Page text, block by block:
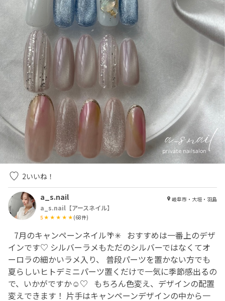
2いいね！
a_s.nail
a_s.nail【アースネイル】
5 (68件)
岐阜市・大垣・羽島
⁡ ⁡ ⁡ 7月のキャンペーンネイル🌴✳︎ ⁡ ⁡ おすすめは一番上のデザ
インです♡ シルバーラメもただのシルバーではなくてオ
ーロラの細かいラメ入り、 普段パーツを置かない方でも
夏らしいヒトデミニパーツ置くだけで一気に季節感出るの
で、いかがですか☺️♡ ⁡ ⁡ もちろん色変え、デザインの配置
変えできます！ 片手はキャンペーンデザインの中から一